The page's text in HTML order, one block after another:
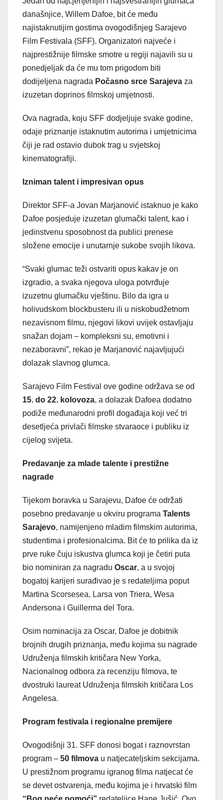
današnjice, Willem Dafoe, bit će među
najistaknutijim gostima ovogodišnjeg Sarajevo
Film Festivala (SFF). Organizatori najveće i
najprestižnije filmske smotre u regiji najavili su u
ponedjeljak da će mu tom prigodom biti
dodijeljena nagrada Počasno srce Sarajeva za
izuzetan doprinos filmskoj umjetnosti.
Ova nagrada, koju SFF dodjeljuje svake godine,
odaje priznanje istaknutim autorima i umjetnicima
čiji je rad ostavio dubok trag u svjetskoj
kinematografiji.
Izniman talent i impresivan opus
Direktor SFF-a Jovan Marjanović istaknuo je kako
Dafoe posjeduje izuzetan glumački talent, kao i
jedinstvenu sposobnost da publici prenese
složene emocije i unutarnje sukobe svojih likova.
“Svaki glumac teži ostvariti opus kakav je on
izgradio, a svaka njegova uloga potvrđuje
izuzetnu glumačku vještinu. Bilo da igra u
holivudskom blockbusteru ili u niskobudžetnom
nezavisnom filmu, njegovi likovi uvijek ostavljaju
snažan dojam – kompleksni su, emotivni i
nezaboravni”, rekao je Marjanović najavljujući
dolazak slavnog glumca.
Sarajevo Film Festival ove godine održava se od
15. do 22. kolovoza, a dolazak Dafoea dodatno
podiže međunarodni profil događaja koji već tri
desetljeća privlači filmske stvaraoce i publiku iz
cijelog svijeta.
Predavanje za mlade talente i prestižne
nagrade
Tijekom boravka u Sarajevu, Dafoe će održati
posebno predavanje u okviru programa Talents
Sarajevo, namijenjeno mladim filmskim autorima,
studentima i profesionalcima. Bit će to prilika da iz
prve ruke čuju iskustva glumca koji je četiri puta
bio nominiran za nagradu Oscar, a u svojoj
bogatoj karijeri surađivao je s redateljima poput
Martina Scorsesea, Larsa von Triera, Wesa
Andersona i Guillerma del Tora.
Osim nominacija za Oscar, Dafoe je dobitnik
brojnih drugih priznanja, među kojima su nagrade
Udruženja filmskih kritičara New Yorka,
Nacionalnog odbora za recenziju filmova, te
dvostruki laureat Udruženja filmskih kritičara Los
Angelesa.
Program festivala i regionalne premijere
Ovogodišnji 31. SFF donosi bogat i raznovrstan
program – 50 filmova u natjecateljskim sekcijama.
U prestižnom programu igranog filma natjecat će
se devet ostvarenja, među kojima je i hrvatski film